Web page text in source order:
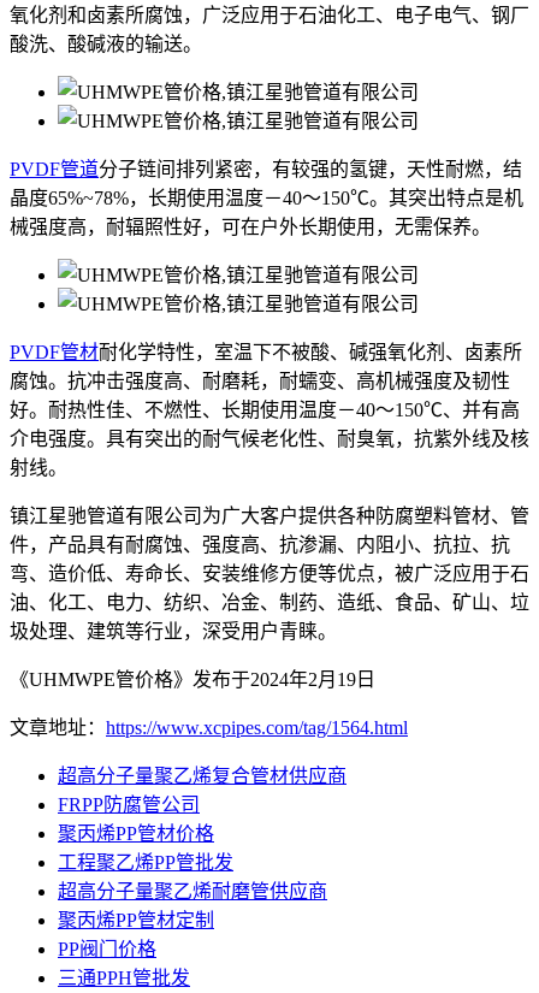
氧化剂和卤素所腐蚀，广泛应用于石油化工、电子电气、钢厂
酸洗、酸碱液的输送。
PVDF管道分子链间排列紧密，有较强的氢键，天性耐燃，结
晶度65%~78%，长期使用温度－40～150℃。其突出特点是机
械强度高，耐辐照性好，可在户外长期使用，无需保养。
PVDF管材耐化学特性，室温下不被酸、碱强氧化剂、卤素所
腐蚀。抗冲击强度高、耐磨耗，耐蠕变、高机械强度及韧性
好。耐热性佳、不燃性、长期使用温度－40～150℃、并有高
介电强度。具有突出的耐气候老化性、耐臭氧，抗紫外线及核
射线。
镇江星驰管道有限公司为广大客户提供各种防腐塑料管材、管
件，产品具有耐腐蚀、强度高、抗渗漏、内阻小、抗拉、抗
弯、造价低、寿命长、安装维修方便等优点，被广泛应用于石
油、化工、电力、纺织、冶金、制药、造纸、食品、矿山、垃
圾处理、建筑等行业，深受用户青睐。
《UHMWPE管价格》发布于2024年2月19日
文章地址： https://www.xcpipes.com/tag/1564.html
超高分子量聚乙烯复合管材供应商
FRPP防腐管公司
聚丙烯PP管材价格
工程聚乙烯PP管批发
超高分子量聚乙烯耐磨管供应商
聚丙烯PP管材定制
PP阀门价格
三通PPH管批发